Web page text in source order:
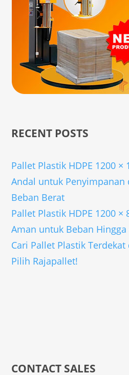
RECENT POSTS
Pallet Plastik HDPE 1200 ×
Andal untuk Penyimpanan
Beban Berat
Pallet Plastik HDPE 1200 ×
Aman untuk Beban Hingga
Cari Pallet Plastik
Pilih Rajapallet!
CONTACT SALES